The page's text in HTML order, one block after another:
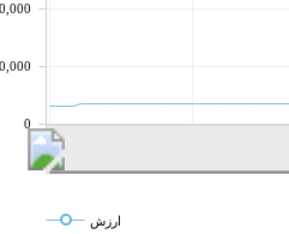
0
ارزش